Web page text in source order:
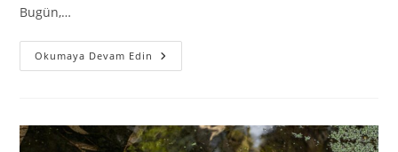
Bugün,…
Okumaya Devam Edin